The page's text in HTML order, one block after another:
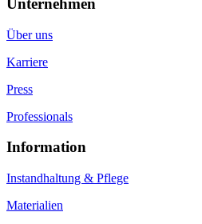
Unternehmen
Über uns
Karriere
Press
Professionals
Information
Instandhaltung & Pflege
Materialien